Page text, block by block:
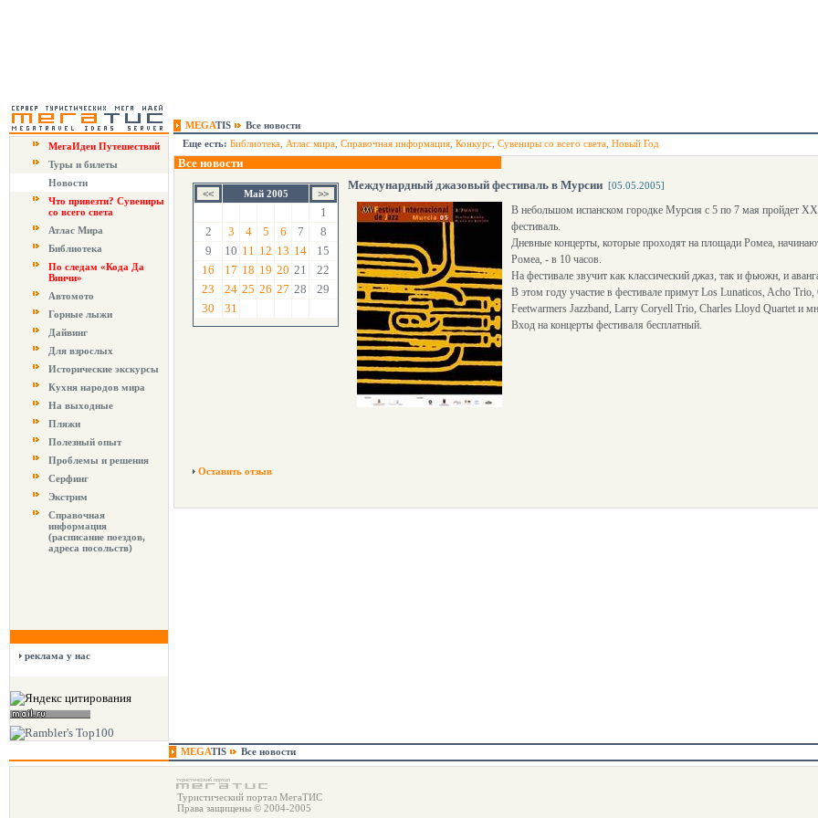
MEGATIS
Все новости
МегаИдеи Путешествий
Туры и билеты
Новости
Что привезти? Сувениры
со всего света
Атлас Мира
Библиотека
По следам «Кода Да
Винчи»
Автомото
Горные лыжи
Дайвинг
Для взрослых
Исторические экскурсы
Кухня народов мира
На выходные
Пляжи
Полезный опыт
Проблемы и решения
Серфинг
Экстрим
Справочная
информация
(расписание поездов,
адреса посольств)
реклама у нас
Еще есть: Библиотека Атлас мира Справочная информация Конкурс Сувениры со всего света Новый Год
Все новости
Май 2005
1
2
3 4 5 6 7
8
9
10 11 12 13 14
15
16
17 18 19 20 21
22
23
24 25 26 27 28
29
30
31
Междунардный джазовый фестиваль в Мурсии [05.05.2005]
В небольшом испанском городке Мурсия с 5 по 7 мая пройдет
фестиваль.
Дневные концерты, которые проходят на площади Ромеа,
Ромеа, - в 10 часов.
На фестивале звучит как классический джаз, так и фьюжн, и
В этом году участие в фестивале примут Los Lunaticos, Acho Trio,
Feetwarmers Jazzband, Larry Coryell Trio, Charles Lloyd Quartet и
Вход на концерты фестиваля бесплатный.
Оставить отзыв
MEGATIS Все новости
Туристический портал МегаТИС
Права защищены © 2004-2005